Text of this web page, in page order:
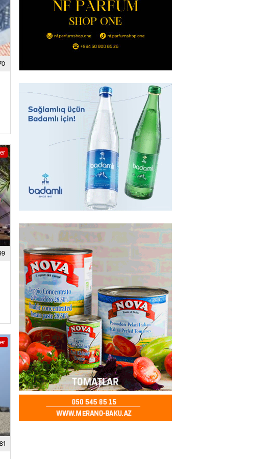
81
Prezident Əliyev 2 diplomatı geri çağırdı
- 14:30
imiş
06.08.2026- 14:15 83
MANŞET
Sarkisyanın əmlakı müsadirə EDİLDİ
82
İtaliyada zibil qutusuna atılan 1 milyon
avroluq lotereya bileti iki günlük
axtarışdan sonra tapılıb
06.08.2026- 13:45 73
Tərtərdə FACİƏ – Ər-arvad yanaraq
ÖLDÜ
06.08.2026- 13:30 85
BANNER
Tramp: İranla müharibəyə yox, sülhə
üstünlük verərdim
06.08.2026- 13:15 83
GÜNDƏM
Azərbaycan üzərindən Ermənistana
Rusiya buğdası gedib
- 13:00